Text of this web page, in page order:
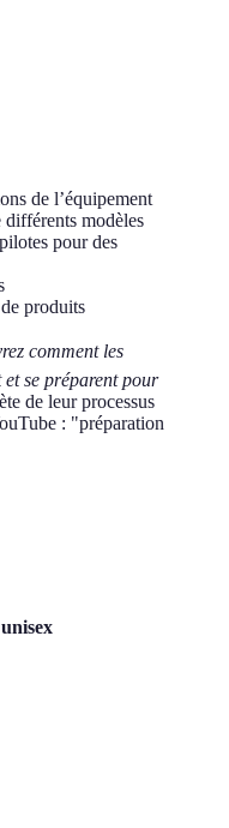
de l’équipement
modèles
pour des
produits
comment les
se préparent pour
de leur processus
: "préparation